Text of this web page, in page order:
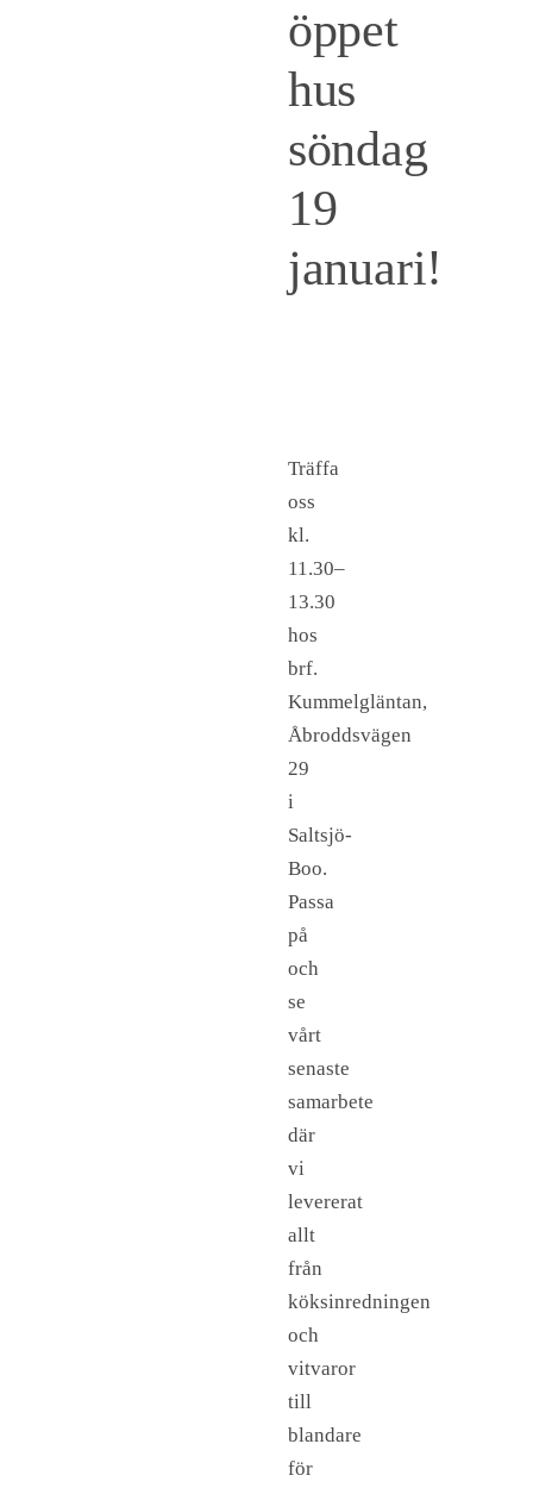
öppet
hus
söndag
19
januari!
Träffa
oss
kl.
11.30–
13.30
hos
brf.
Kummelgläntan,
Åbroddsvägen
29
i
Saltsjö-
Boo.
Passa
på
och
se
vårt
senaste
samarbete
där
vi
levererat
allt
från
köksinredningen
och
vitvaror
till
blandare
för